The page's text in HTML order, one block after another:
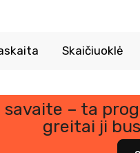
Skaičiuoklė
– ta
greitai ji